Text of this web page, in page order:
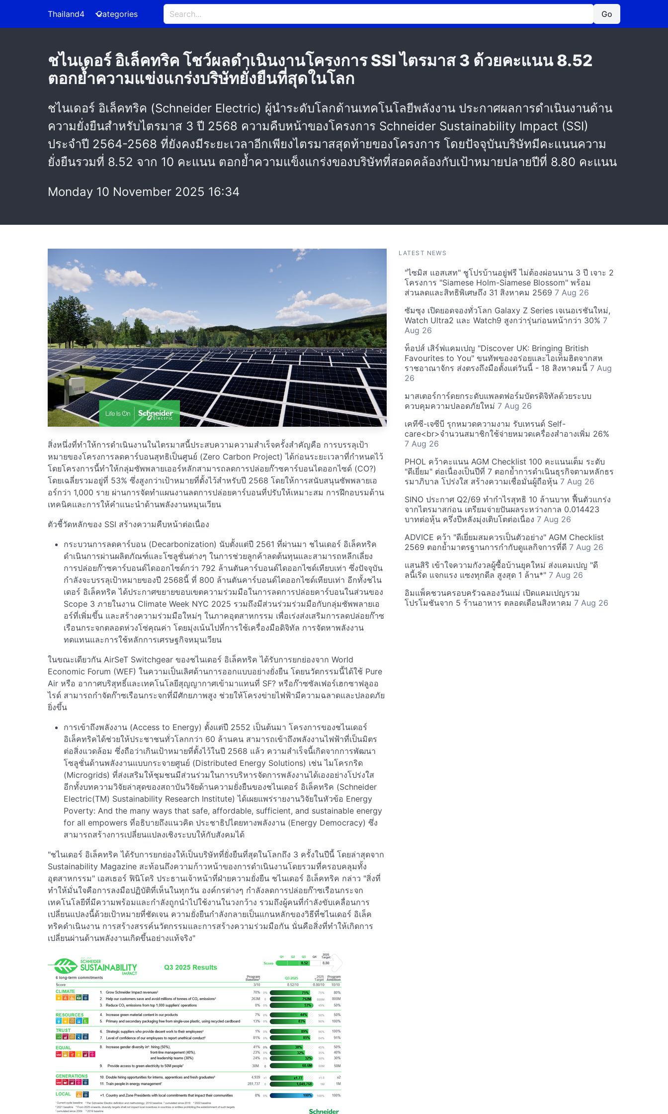
Thailand4 Categories Go
ชไนเดอร์ อิเล็คทริค โชว์ผลดำเนินงานโครงการ SSI ไตรมาส 3 ด้วยคะแนน 8.52
ตอกย้ำความแข่งแกร่งบริษัทยั่งยืนที่สุดในโลก
ชไนเดอร์ อิเล็คทริค (Schneider Electric) ผู้นำระดับโลกด้านเทคโนโลยีพลังงาน ประกาศผลการดำเนินงานด้าน
ความยั่งยืนสำหรับไตรมาส 3 ปี 2568 ความคืบหน้าของโครงการ Schneider Sustainability Impact (SSI)
ประจำปี 2564-2568 ที่ยังคงมีระยะเวลาอีกเพียงไตรมาสสุดท้ายของโครงการ โดยปัจจุบันบริษัทมีคะแนนความ
ยั่งยืนรวมที่ 8.52 จาก 10 คะแนน ตอกย้ำความแข็งแกร่งของบริษัทที่สอดคล้องกับเป้าหมายปลายปีที่ 8.80 คะแนน
Monday 10 November 2025 16:34
สิ่งหนึ่งที่ทำให้การดำเนินงานในไตรมาสนี้ประสบความความสำเร็จครั้งสำคัญคือ การบรรลุเป้า
หมายของโครงการลดคาร์บอนสุทธิเป็นศูนย์ (Zero Carbon Project) ได้ก่อนระยะเวลาที่กำหนดไว้
โดยโครงการนี้ทำให้กลุ่มซัพพลายเออร์หลักสามารถลดการปล่อยก๊าซคาร์บอนไดออกไซด์ (CO?)
โดยเฉลี่ยรวมอยู่ที่ 53% ซึ่งสูงกว่าเป้าหมายที่ตั้งไว้สำหรับปี 2568 โดยให้การสนับสนุนซัพพลายเอ
อร์กว่า 1,000 ราย ผ่านการจัดทำแผนงานลดการปล่อยคาร์บอนที่ปรับให้เหมาะสม การฝึกอบรมด้าน
เทคนิคและการให้คำแนะนำด้านพลังงานหมุนเวียน
ตัวชี้วัดหลักของ SSI สร้างความคืบหน้าต่อเนื่อง
กระบวนการลดคาร์บอน (Decarbonization) นับตั้งแต่ปี 2561 ที่ผ่านมา ชไนเดอร์ อิเล็คทริค
ดำเนินการผ่านผลิตภัณฑ์และโซลูชั่นต่างๆ ในการช่วยลูกค้าลดต้นทุนและสามารถหลีกเลี่ยง
การปล่อยก๊าซคาร์บอนด์ไดออกไซด์กว่า 792 ล้านตันคาร์บอนด์ไดออกไซด์เทียบเท่า ซึ่งปัจจุบัน
กำลังจะบรรลุเป้าหมายของปี 2568นี้ ที่ 800 ล้านตันคาร์บอนด์ไดออกไซด์เทียบเท่า อีกทั้งชไน
เดอร์ อิเล็คทริค ได้ประกาศขยายขอบเขตความร่วมมือในการลดการปล่อยคาร์บอนในส่วนของ
Scope 3 ภายในงาน Climate Week NYC 2025 รวมถึงมีส่วนร่วมร่วมมือกับกลุ่มซัพพลายเอ
อร์ที่เพิ่มขึ้น และสร้างความร่วมมือใหม่ๆ ในภาคอุตสาหกรรม เพื่อเร่งส่งเสริมการลดปล่อยก๊าซ
เรือนกระจกตลอดห่วงโซ่คุณค่า โดยมุ่งเน้นไปที่การใช้เครื่องมือดิจิทัล การจัดหาพลังงาน
ทดแทนและการใช้หลักการเศรษฐกิจหมุนเวียน
ในขณะเดียวกัน AirSeT Switchgear ของชไนเดอร์ อิเล็คทริค ได้รับการยกย่องจาก World
Economic Forum (WEF) ในความเป็นเลิศด้านการออกแบบอย่างยั่งยืน โดยนวัตกรรมนี้ได้ใช้ Pure
Air หรือ อากาศบริสุทธิ์และเทคโนโลยีสุญญากาศเข้ามาแทนที่ SF? หรือก๊าซซัลเฟอร์เฮกซาฟลูออ
ไรด์ สามารถกำจัดก๊าซเรือนกระจกที่มีศักยภาพสูง ช่วยให้โครงข่ายไฟฟ้ามีความฉลาดและปลอดภัย
ยิ่งขึ้น
การเข้าถึงพลังงาน (Access to Energy) ตั้งแต่ปี 2552 เป็นต้นมา โครงการของชไนเดอร์
อิเล็คทริคได้ช่วยให้ประชาชนทั่วโลกกว่า 60 ล้านคน สามารถเข้าถึงพลังงานไฟฟ้าที่เป็นมิตร
ต่อสิ่งแวดล้อม ซึ่งถือว่าเกินเป้าหมายที่ตั้งไว้ในปี 2568 แล้ว ความสำเร็จนี้เกิดจากการพัฒนา
โซลูชั่นด้านพลังงานแบบกระจายศูนย์ (Distributed Energy Solutions) เช่น ไมโครกริด
(Microgrids) ที่ส่งเสริมให้ชุมชนมีส่วนร่วมในการบริหารจัดการพลังงานได้เองอย่างโปร่งใส
อีกทั้งบทความวิจัยล่าสุดของสถาบันวิจัยด้านความยั่งยืนของชไนเดอร์ อิเล็คทริค (Schneider
Electric(TM) Sustainability Research Institute) ได้เผยแพร่รายงานวิจัยในหัวข้อ Energy
Poverty: And the many ways that safe, affordable, sufficient, and sustainable energy
for all empowers ที่อธิบายถึงแนวคิด ประชาธิปไตยทางพลังงาน (Energy Democracy) ซึ่ง
สามารถสร้างการเปลี่ยนแปลงเชิงระบบให้กับสังคมได้
"ชไนเดอร์ อิเล็คทริค ได้รับการยกย่องให้เป็นบริษัทที่ยั่งยืนที่สุดในโลกถึง 3 ครั้งในปีนี้ โดยล่าสุดจาก
Sustainability Magazine สะท้อนถึงความก้าวหน้าของการดำเนินงานโดยรวมที่ครอบคลุมทั้ง
อุตสาหกรรม" เอสเธอร์ ฟินิโดริ ประธานเจ้าหน้าที่ฝ่ายความยั่งยืน ชไนเดอร์ อิเล็คทริค กล่าว "สิ่งที่
ทำให้มั่นใจคือการลงมือปฏิบัติที่เห็นในทุกวัน องค์กรต่างๆ กำลังลดการปล่อยก๊าซเรือนกระจก
เทคโนโลยีที่มีความพร้อมและกำลังถูกนำไปใช้งานในวงกว้าง รวมถึงผู้คนที่กำลังขับเคลื่อนการ
เปลี่ยนแปลงนี้ด้วยเป้าหมายที่ชัดเจน ความยั่งยืนกำลังกลายเป็นแกนหลักของวิธีที่ชไนเดอร์ อิเล็ค
ทริคดำเนินงาน การสร้างสรรค์นวัตกรรมและการสร้างความร่วมมือกัน นั่นคือสิ่งที่ทำให้เกิดการ
เปลี่ยนผ่านด้านพลังงานเกิดขึ้นอย่างแท้จริง"
LATEST NEWS
"ไซมิส แอสเสท" ชูโปรบ้านอยู่ฟรี ไม่ต้องผ่อนนาน 3 ปี เจาะ 2
โครงการ "Siamese Holm-Siamese Blossom" พร้อม
ส่วนลดและสิทธิพิเศษถึง 31 สิงหาคม 2569 7 Aug 26
ซัมซุง เปิดยอดจองทั่วโลก Galaxy Z Series เจเนอเรชันใหม่,
Watch Ultra2 และ Watch9 สูงกว่ารุ่นก่อนหน้ากว่า 30% 7
Aug 26
ท็อปส์ เสิร์ฟแคมเปญ "Discover UK: Bringing British
Favourites to You" ขนทัพของอร่อยและไอเท็มฮิตจากสห
ราชอาณาจักร ส่งตรงถึงมือตั้งแต่วันนี้ - 18 สิงหาคมนี้ 7 Aug
26
มาสเตอร์การ์ดยกระดับแพลตฟอร์มบัตรดิจิทัลด้วยระบบ
ควบคุมความปลอดภัยใหม่ 7 Aug 26
เคทีซี-เจซีบี รุกหมวดความงาม รับเทรนด์ Self-
care<br>จำนวนสมาชิกใช้จ่ายหมวดเครื่องสำอางเพิ่ม 26%
7 Aug 26
PHOL คว้าคะแนน AGM Checklist 100 คะแนนเต็ม ระดับ
"ดีเยี่ยม" ต่อเนื่องเป็นปีที่ 7 ตอกย้ำการดำเนินธุรกิจตามหลักธร
รมาภิบาล โปร่งใส สร้างความเชื่อมั่นผู้ถือหุ้น 7 Aug 26
SINO ประกาศ Q2/69 ทำกำไรสุทธิ 10 ล้านบาท ฟื้นตัวแกร่ง
จากไตรมาสก่อน เตรียมจ่ายปันผลระหว่างกาล 0.014423
บาทต่อหุ้น ครึ่งปีหลังมุ่งเติบโตต่อเนื่อง 7 Aug 26
ADVICE คว้า "ดีเยี่ยมสมควรเป็นตัวอย่าง" AGM Checklist
2569 ตอกย้ำมาตรฐานการกำกับดูแลกิจการที่ดี 7 Aug 26
แสนสิริ เข้าใจความกังวลผู้ซื้อบ้านยุคใหม่ ส่งแคมเปญ "ดี
ลนี้เริ่ด แจกแรง แซงทุกดีล สูงสุด 1 ล้าน*" 7 Aug 26
อิมแพ็คชวนครอบครัวฉลองวันแม่ เปิดแคมเปญรวม
โปรโมชันจาก 5 ร้านอาหาร ตลอดเดือนสิงหาคม 7 Aug 26